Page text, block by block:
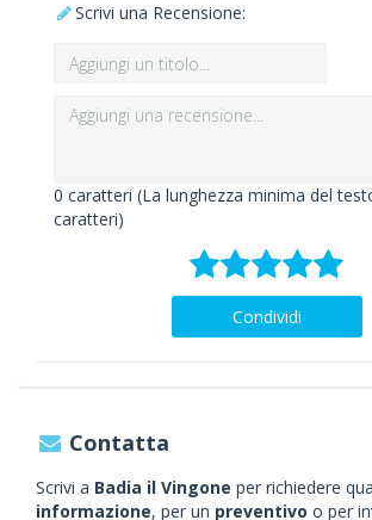
Scrivi una Recensione:
0 caratteri (La lunghezza minima del
caratteri)
Condividi
Contatta
Scrivi a Badia il Vingone per richiedere
informazione, per un preventivo o per